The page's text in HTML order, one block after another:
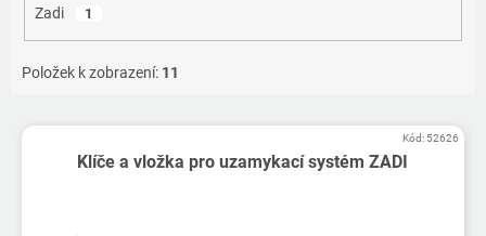
Zadi 1
Položek k zobrazení: 11
Klíče a vložka pro uzamykací systém ZADI
Kód: 52626